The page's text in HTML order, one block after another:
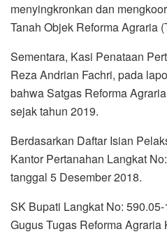
menyingkronkan dan
Tanah Objek Reforma Agraria
Sementara, Kasi Penataan
Reza Andrian Fachri, pada
bahwa Satgas Reforma
sejak tahun 2019.
Berdasarkan Daftar Isian
Kantor Pertanahan Langkat
tanggal 5 Desember 2018.
SK Bupati Langkat No:
Gugus Tugas Reforma Agraria